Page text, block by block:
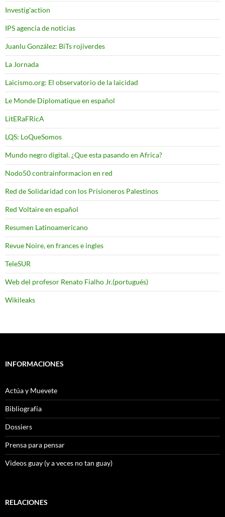
Investig'action
IPS agencia de noticias
Juanlu González: BiTs rojiverdes
La Jornada
Laicismo.org: El observatorio de la laicidad
Le Monde Diplomatique en español
LitERaFRicA
LQS: LoQueSomos
Mundo negro digital. ¿Que esta pasando en Africa?
Nodo50 contrainformacion en red
Red de Solidaridad con los Prisioneros Palestinos
Red Voltaire en español
Resumen Latinoamericano
Revue Noire, en frances e ingles
TeleSUR
Web del profesor Renato Fialho Jr.(portugués)
Wikileaks
INFORMACIONES
Actúa y Muevete
Bibliografía
Dossiers
Prensa para pensar
Videos guay (y a veces no tan guay)
RELACIONES